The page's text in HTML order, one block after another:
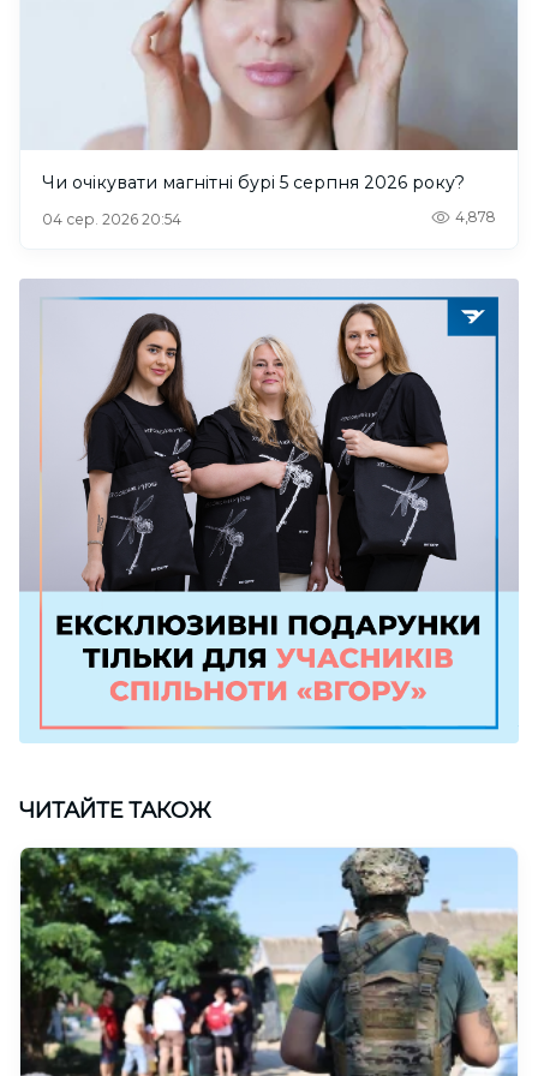
Чи очікувати магнітні бурі 5 серпня 2026 року?
04 сер. 2026 20:54 4,878
ЧИТАЙТЕ ТАКОЖ